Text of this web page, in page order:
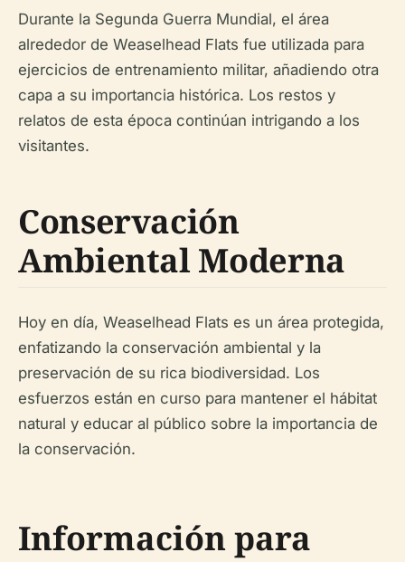
Durante la Segunda Guerra Mundial, el área
alrededor de Weaselhead Flats fue utilizada para
ejercicios de entrenamiento militar, añadiendo otra
capa a su importancia histórica. Los restos y
relatos de esta época continúan intrigando a los
visitantes.
Conservación
Ambiental Moderna
Hoy en día, Weaselhead Flats es un área protegida,
enfatizando la conservación ambiental y la
preservación de su rica biodiversidad. Los
esfuerzos están en curso para mantener el hábitat
natural y educar al público sobre la importancia de
la conservación.
Información para